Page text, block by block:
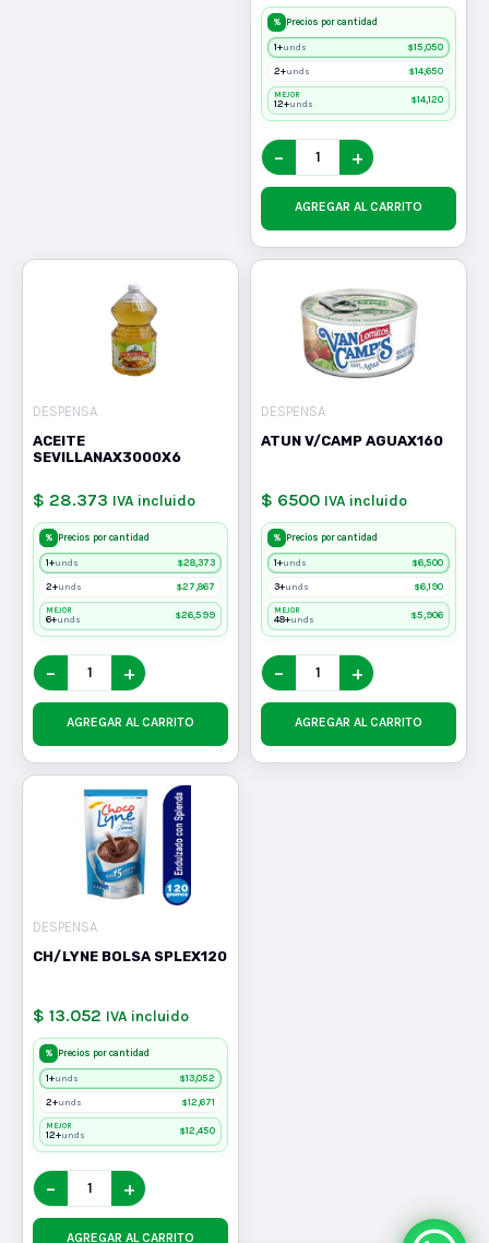
% Precios por cantidad
1+unds $15,050
2+unds $14,650
MEJOR
12+unds $14,120
− +
AGREGAR AL CARRITO
DESPENSA
ACEITE
SEVILLANAX3000X6
$ 28.373 IVA incluido
% Precios por cantidad
1+unds $28,373
2+unds $27,867
MEJOR
6+unds $26,599
− +
AGREGAR AL CARRITO
DESPENSA
ATUN V/CAMP AGUAX160
$ 6500 IVA incluido
% Precios por cantidad
1+unds $6,500
3+unds $6,190
MEJOR
48+unds $5,906
− +
AGREGAR AL CARRITO
DESPENSA
CH/LYNE BOLSA SPLEX120
$ 13.052 IVA incluido
% Precios por cantidad
1+unds $13,052
2+unds $12,671
MEJOR
12+unds $12,450
− +
AGREGAR AL CARRITO